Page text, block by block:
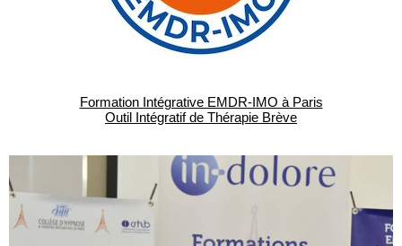
Formation Intégrative EMDR-IMO à Paris
Outil Intégratif de Thérapie Brève